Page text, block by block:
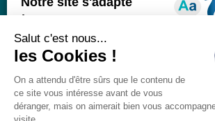
Salut c'est nous...
les Cookies !
On a attendu d'être sûrs que le contenu de
ce site vous intéresse avant de vous
déranger, mais on aimerait bien vous